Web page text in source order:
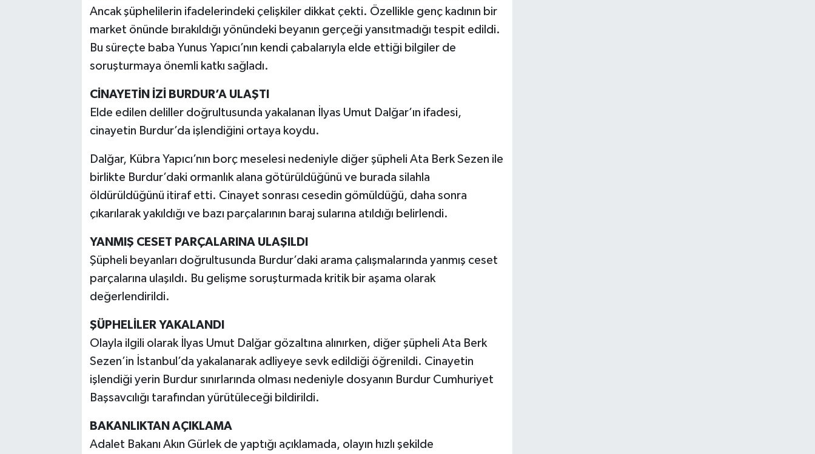
Ancak şüphelilerin ifadelerindeki çelişkiler dikkat çekti. Özellikle genç kadının bir
market önünde bırakıldığı yönündeki beyanın gerçeği yansıtmadığı tespit edildi.
Bu süreçte baba Yunus Yapıcı’nın kendi çabalarıyla elde ettiği bilgiler de
soruşturmaya önemli katkı sağladı.
CİNAYETİN İZİ BURDUR’A ULAŞTI
Elde edilen deliller doğrultusunda yakalanan İlyas Umut Dalğar’ın ifadesi,
cinayetin Burdur’da işlendiğini ortaya koydu.
Dalğar, Kübra Yapıcı’nın borç meselesi nedeniyle diğer şüpheli Ata Berk Sezen ile
birlikte Burdur’daki ormanlık alana götürüldüğünü ve burada silahla
öldürüldüğünü itiraf etti. Cinayet sonrası cesedin gömüldüğü, daha sonra
çıkarılarak yakıldığı ve bazı parçalarının baraj sularına atıldığı belirlendi.
YANMIŞ CESET PARÇALARINA ULAŞILDI
Şüpheli beyanları doğrultusunda Burdur’daki arama çalışmalarında yanmış ceset
parçalarına ulaşıldı. Bu gelişme soruşturmada kritik bir aşama olarak
değerlendirildi.
ŞÜPHELİLER YAKALANDI
Olayla ilgili olarak İlyas Umut Dalğar gözaltına alınırken, diğer şüpheli Ata Berk
Sezen’in İstanbul’da yakalanarak adliyeye sevk edildiği öğrenildi. Cinayetin
işlendiği yerin Burdur sınırlarında olması nedeniyle dosyanın Burdur Cumhuriyet
Başsavcılığı tarafından yürütüleceği bildirildi.
BAKANLIKTAN AÇIKLAMA
Adalet Bakanı Akın Gürlek de yaptığı açıklamada, olayın hızlı şekilde